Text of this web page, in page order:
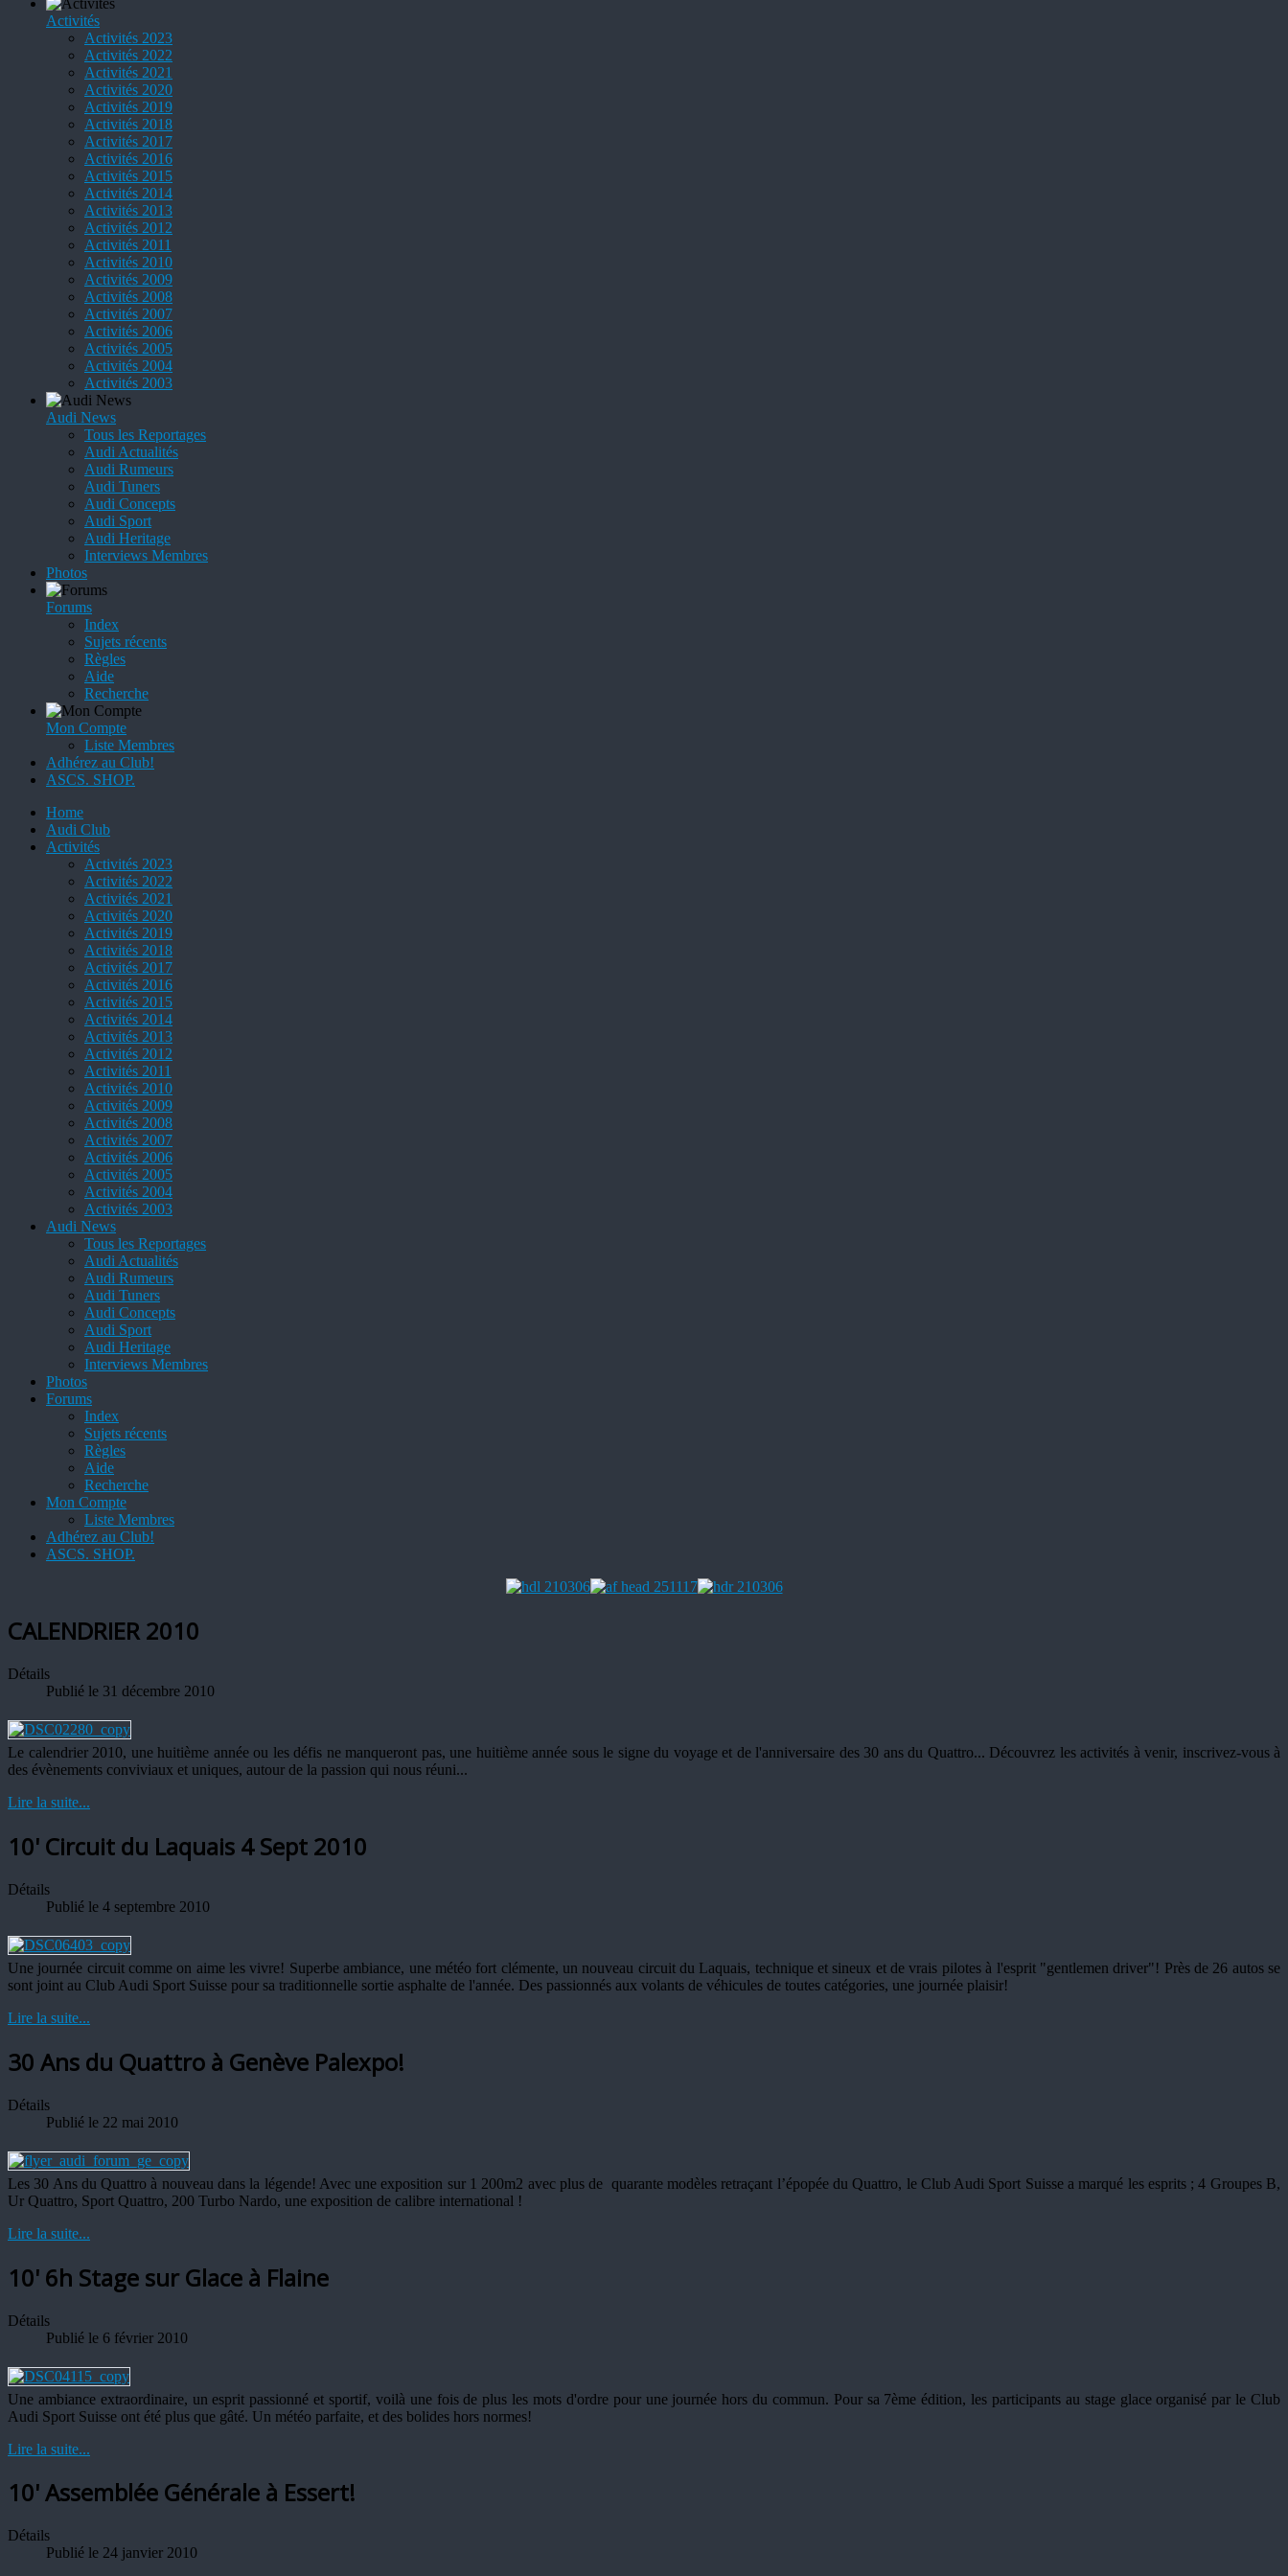
Activités
Activités 2023
Activités 2022
Activités 2021
Activités 2020
Activités 2019
Activités 2018
Activités 2017
Activités 2016
Activités 2015
Activités 2014
Activités 2013
Activités 2012
Activités 2011
Activités 2010
Activités 2009
Activités 2008
Activités 2007
Activités 2006
Activités 2005
Activités 2004
Activités 2003
Audi News
Tous les Reportages
Audi Actualités
Audi Rumeurs
Audi Tuners
Audi Concepts
Audi Sport
Audi Heritage
Interviews Membres
Photos
Forums
Index
Sujets récents
Règles
Aide
Recherche
Mon Compte
Liste Membres
Adhérez au Club!
ASCS. SHOP.
Home
Audi Club
Activités
Activités 2023
Activités 2022
Activités 2021
Activités 2020
Activités 2019
Activités 2018
Activités 2017
Activités 2016
Activités 2015
Activités 2014
Activités 2013
Activités 2012
Activités 2011
Activités 2010
Activités 2009
Activités 2008
Activités 2007
Activités 2006
Activités 2005
Activités 2004
Activités 2003
Audi News
Tous les Reportages
Audi Actualités
Audi Rumeurs
Audi Tuners
Audi Concepts
Audi Sport
Audi Heritage
Interviews Membres
Photos
Forums
Index
Sujets récents
Règles
Aide
Recherche
Mon Compte
Liste Membres
Adhérez au Club!
ASCS. SHOP.
CALENDRIER 2010
Détails
Publié le 31 décembre 2010
Le calendrier 2010, une huitième année ou les défis ne manqueront pas, une huitième année sous le signe du voyage et de l'anniversaire des 30 ans du Quattro... Découvrez les activités à venir, inscrivez-vous à
des évènements conviviaux et uniques, autour de la passion qui nous réuni...
Lire la suite...
10' Circuit du Laquais 4 Sept 2010
Détails
Publié le 4 septembre 2010
Une journée circuit comme on aime les vivre! Superbe ambiance, une météo fort clémente, un nouveau circuit du Laquais, technique et sineux et de vrais pilotes à l'esprit "gentlemen driver"! Près de 26 autos se
sont joint au Club Audi Sport Suisse pour sa traditionnelle sortie asphalte de l'année. Des passionnés aux volants de véhicules de toutes catégories, une journée plaisir!
Lire la suite...
30 Ans du Quattro à Genève Palexpo!
Détails
Publié le 22 mai 2010
Les 30 Ans du Quattro à nouveau dans la légende! Avec une exposition sur 1 200m2 avec plus de quarante modèles retraçant l’épopée du Quattro, le Club Audi Sport Suisse a marqué les esprits ; 4 Groupes B,
Ur Quattro, Sport Quattro, 200 Turbo Nardo, une exposition de calibre international !
Lire la suite...
10' 6h Stage sur Glace à Flaine
Détails
Publié le 6 février 2010
Une ambiance extraordinaire, un esprit passionné et sportif, voilà une fois de plus les mots d'ordre pour une journée hors du commun. Pour sa 7ème édition, les participants au stage glace organisé par le Club
Audi Sport Suisse ont été plus que gâté. Un météo parfaite, et des bolides hors normes!
Lire la suite...
10' Assemblée Générale à Essert!
Détails
Publié le 24 janvier 2010